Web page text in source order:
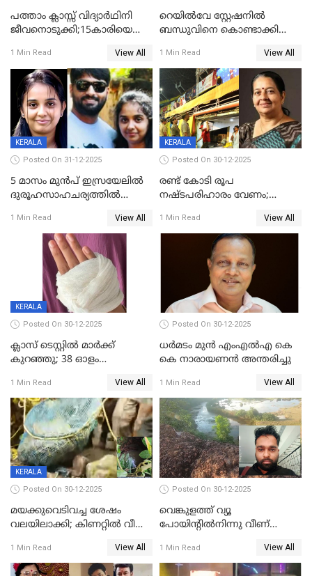
പത്താം ക്ലാസ്സ് വിദ്യാര്‍ഥിനി
ജീവനൊടുക്കി;15കാരിയെ
കിടപ്പുമുറിയില്‍ തൂങ്ങി മരിച്ച
നിലയിൽ
1 Min Read View All
റെയിൽവേ സ്റ്റേഷനിൽ
ബന്ധുവിനെ കൊണ്ടാക്കി
ലോറി സ്കൂട്ടറിൽ ഇടിച്ചു :
യുവതിക്ക് ദാരുണാന്ത്യം
1 Min Read View All
KERALA
Posted On 31-12-2025
5 മാസം മുൻപ് ഇസ്രയേലിൽ
ദുരൂഹസാഹചര്യത്തിൽ
മലയാളി യുവാവിന്റെ ഭാര്യയും
1 Min Read View All
KERALA
Posted On 30-12-2025
രണ്ട് കോടി രൂപ
നഷ്ടപരിഹാരം വേണം;
നോട്ടീസയച്ച് ഉമാ തോമസ്
1 Min Read View All
KERALA
Posted On 30-12-2025
ക്ലാസ് ടെസ്റ്റിൽ മാർക്ക്
കുറഞ്ഞു; 38 ഓളം
സെന്ററിലെ അധ്യാപകന്‍
മർദിച്ചതായി പരാതി
1 Min Read View All
Posted On 30-12-2025
ധർമടം മുൻ എംഎല്‍എ കെ
കെ നാരായണന്‍ അന്തരിച്ചു
1 Min Read View All
KERALA
Posted On 30-12-2025
മയക്കുവെടിവച്ച ശേഷം
വലയിലാക്കി; കിണറ്റിൽ വീണ
1 Min Read View All
Posted On 30-12-2025
വെങ്കുളത്ത് വ്യൂ
പോയിന്റിൽനിന്നു വീണ്
1 Min Read View All